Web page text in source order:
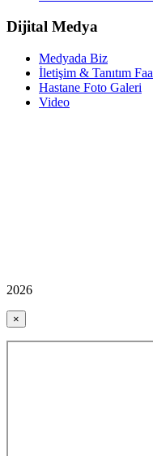
Dijital Medya
Medyada Biz
İletişim & Tanıtım
Hastane Foto Galeri
Video
2026
×